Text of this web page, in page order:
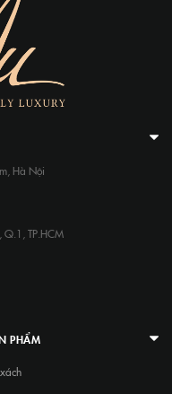
Hà Nội
Q.1, TP.HCM
PHẨM